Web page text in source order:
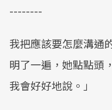
--------
我把應該要怎麼溝通
明了一遍，她點點頭
我會好好地說。」